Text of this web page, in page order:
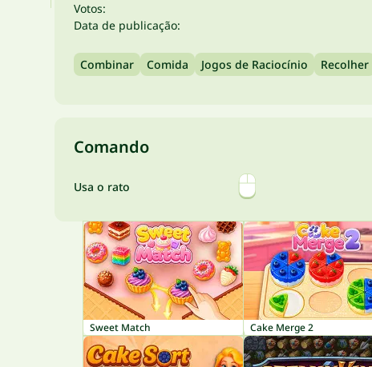
Votos:
Data de publicação:
Combinar Comida Jogos de Raciocínio Recolher
Comando
Usa o rato
Sweet Match Cake Merge 2